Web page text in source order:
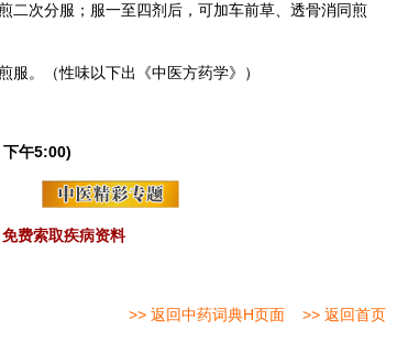
二次分服；服一至四剂后，可加车前草 、透骨消同煎
。（性味以下出《中医方药学》）
午5:00)
免费索取疾病资料
>> 返回中药词典H页面 >> 返回首页